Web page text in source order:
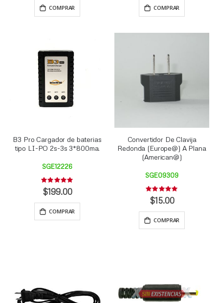
COMPRAR COMPRAR
B3 Pro Cargador de baterias
tipo LI-PO 2s-3s 3*800ma.
SGE12226
Rating:
0%
$199.00
COMPRAR
Convertidor De Clavija
Redonda (Europe@) A Plana
(American@)
SGE09309
Rating:
0%
$15.00
COMPRAR